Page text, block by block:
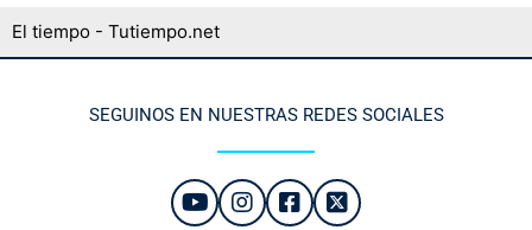
El tiempo - Tutiempo.net
SEGUINOS EN NUESTRAS REDES SOCIALES